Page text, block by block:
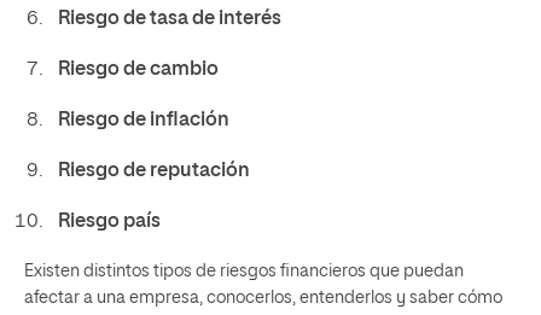
Riesgo de tasa de interés
Riesgo de cambio
Riesgo de inflación
Riesgo de reputación
Riesgo país
Existen distintos tipos de riesgos financieros que puedan
afectar a una empresa, conocerlos, entenderlos y saber cómo